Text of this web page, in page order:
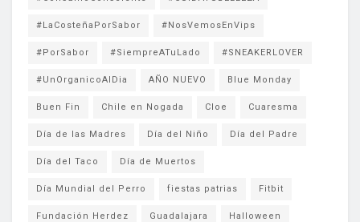
#LaCosteñaPorSabor #NosVemosEnVips
#PorSabor #SiempreATuLado #SNEAKERLOVER
#UnOrganicoAlDia AÑO NUEVO Blue Monday
Buen Fin Chile en Nogada Cloe Cuaresma
Día de las Madres Día del Niño Día del Padre
Día del Taco Día de Muertos
Día Mundial del Perro fiestas patrias Fitbit
Fundación Herdez Guadalajara Halloween